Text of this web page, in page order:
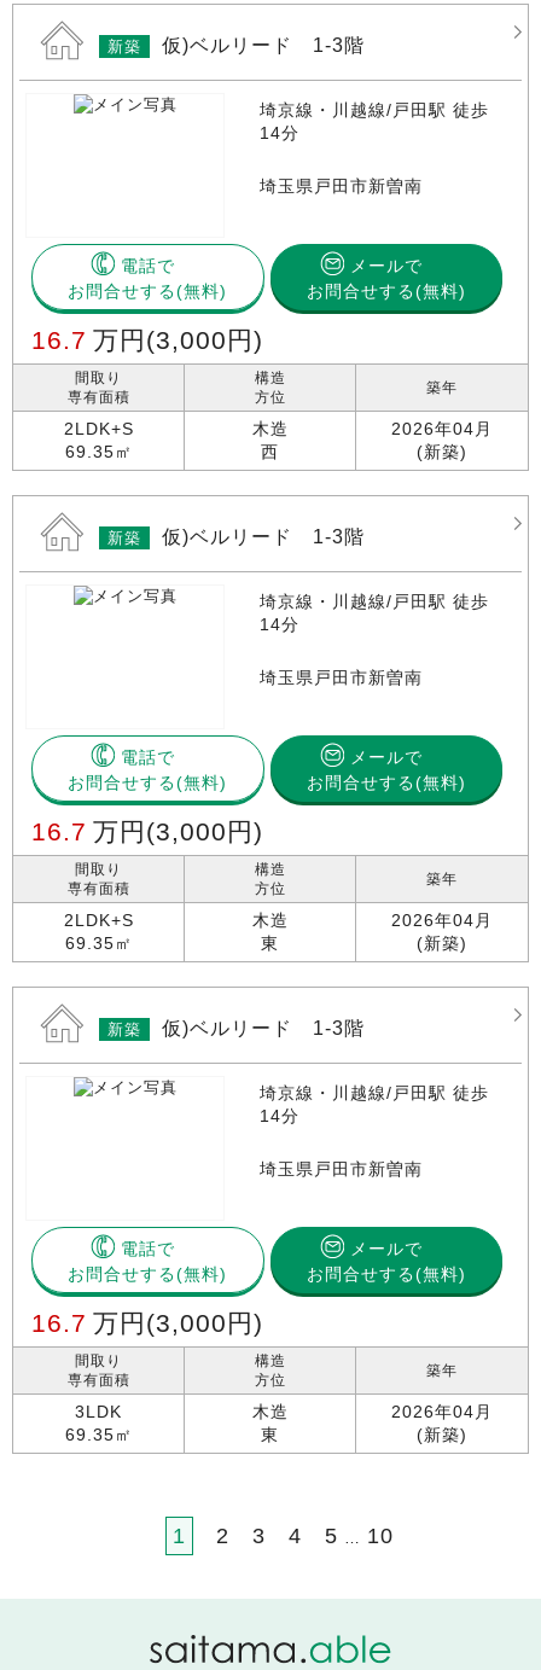
新築 仮)ベルリード 1-3階
埼京線・川越線/戸田駅 徒歩
14分
埼玉県戸田市新曽南
電話で
お問合せする
メールで
お問合せする(無料)
16.7 万円 (3,000円)
間取り
専有面積
2LDK+S
69.35㎡
構造
方位
木造
西
築年
2026年04月
(新築)
新築 仮)ベルリード 1-3階
埼京線・川越線/戸田駅 徒歩
14分
埼玉県戸田市新曽南
電話で
お問合せする
メールで
お問合せする(無料)
16.7 万円 (3,000円)
間取り
専有面積
2LDK+S
69.35㎡
構造
方位
木造
東
築年
2026年04月
(新築)
新築 仮)ベルリード 1-3階
埼京線・川越線/戸田駅 徒歩
14分
埼玉県戸田市新曽南
電話で
お問合せする
メールで
お問合せする(無料)
16.7 万円 (3,000円)
間取り
専有面積
3LDK
69.35㎡
構造
方位
木造
東
築年
2026年04月
(新築)
1 2 3 4 5 … 10